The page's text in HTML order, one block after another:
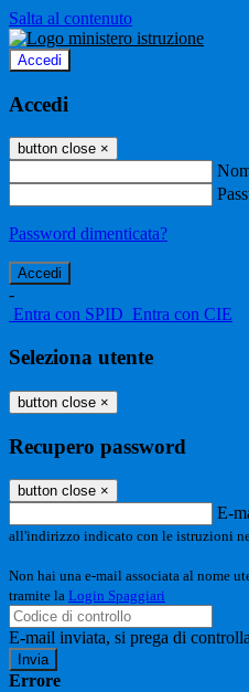
Salta al contenuto
Accedi
Accedi
button close ×
Password dimenticata?
-
Entra con SPID Entra con CIE
Seleziona utente
button close ×
Recupero password
button close ×
E-
all'indirizzo indicato con le istruzioni
Non hai una e-mail associata al nome
tramite la Login Spaggiari
E-mail inviata, si prega di
Errore